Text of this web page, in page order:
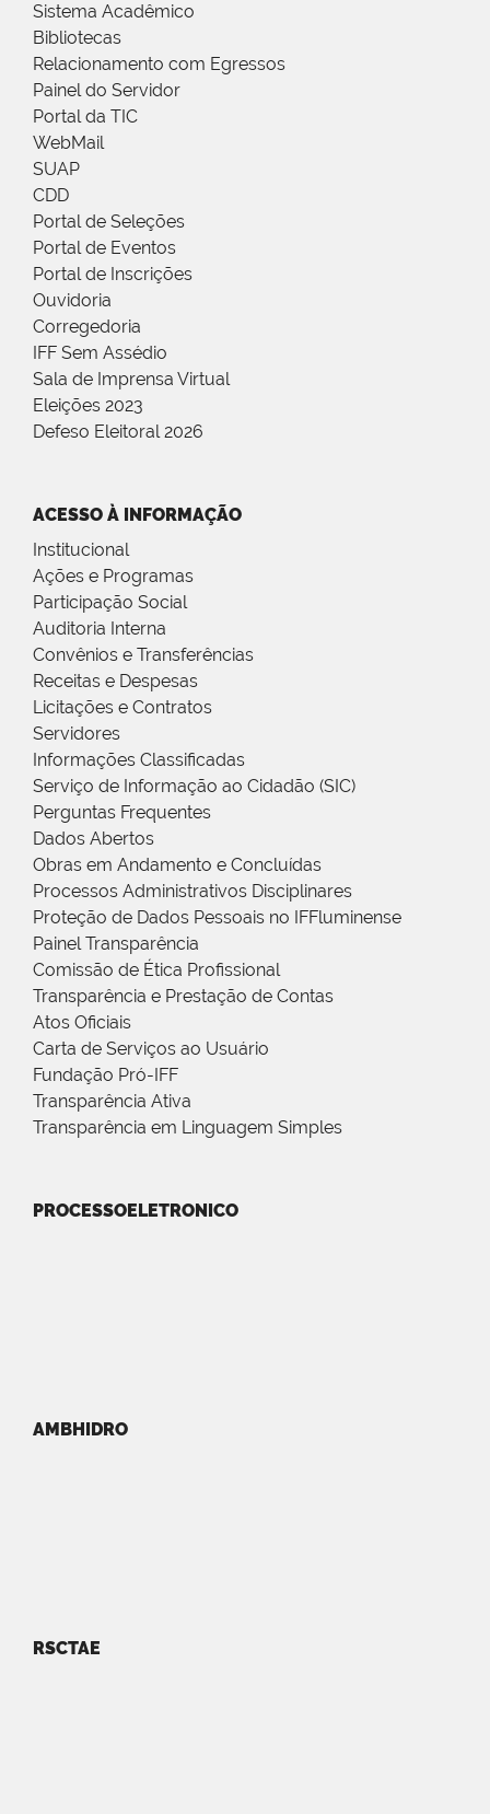
Sistema Acadêmico
Bibliotecas
Relacionamento com Egressos
Painel do Servidor
Portal da TIC
WebMail
SUAP
CDD
Portal de Seleções
Portal de Eventos
Portal de Inscrições
Ouvidoria
Corregedoria
IFF Sem Assédio
Sala de Imprensa Virtual
Eleições 2023
Defeso Eleitoral 2026
ACESSO À INFORMAÇÃO
Institucional
Ações e Programas
Participação Social
Auditoria Interna
Convênios e Transferências
Receitas e Despesas
Licitações e Contratos
Servidores
Informações Classificadas
Serviço de Informação ao Cidadão (SIC)
Perguntas Frequentes
Dados Abertos
Obras em Andamento e Concluídas
Processos Administrativos Disciplinares
Proteção de Dados Pessoais no IFFluminense
Painel Transparência
Comissão de Ética Profissional
Transparência e Prestação de Contas
Atos Oficiais
Carta de Serviços ao Usuário
Fundação Pró-IFF
Transparência Ativa
Transparência em Linguagem Simples
PROCESSOELETRONICO
AMBHIDRO
RSCTAE